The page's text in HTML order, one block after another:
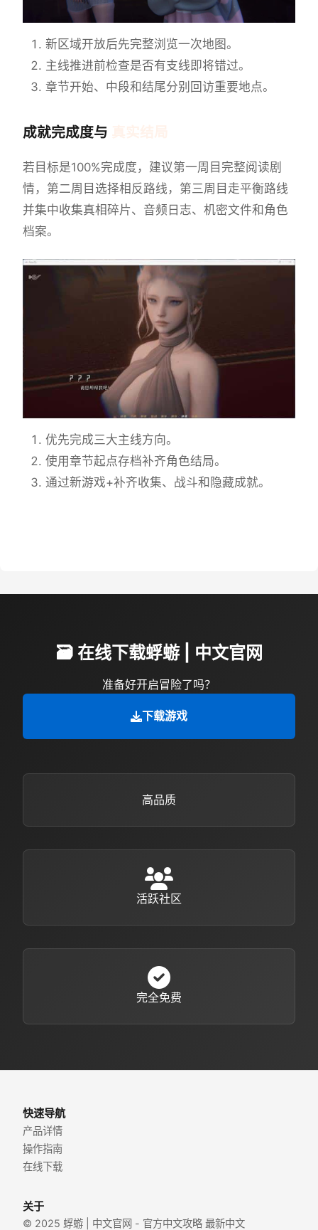
新区域开放后先完整浏览一次地图。
主线推进前检查是否有支线即将错过。
章节开始、中段和结尾分别回访重要地点。
成就完成度与
若目标是100%完成度，建议第一周目完整阅读剧
情，第二周目选择相反路线，第三周目走平衡路线
并集中收集真相碎片、音频日志、机密文件和角色
档案。
优先完成三大主线方向。
使用章节起点存档补齐角色结局。
通过新游戏+补齐收集、战斗和隐藏成就。
🗃️ 在线下载蜉蝣 | 中文官网
准备好开启冒险了吗？
下载游戏
高品质
活跃社区
完全免费
快速导航
产品详情
操作指南
在线下载
关于
© 2025 蜉蝣 | 中文官网 - 官方中文攻略 最新中文